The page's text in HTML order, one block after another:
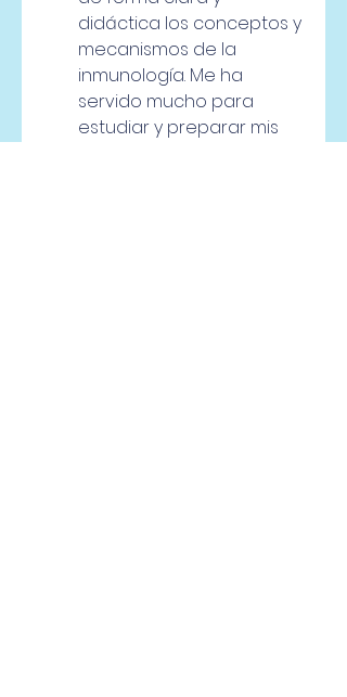
didáctica los conceptos y
mecanismos de la
inmunología. Me ha
servido mucho para
estudiar y preparar mis